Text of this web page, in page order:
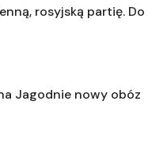
rosyjską partię. Do
Jagodnie nowy obóz